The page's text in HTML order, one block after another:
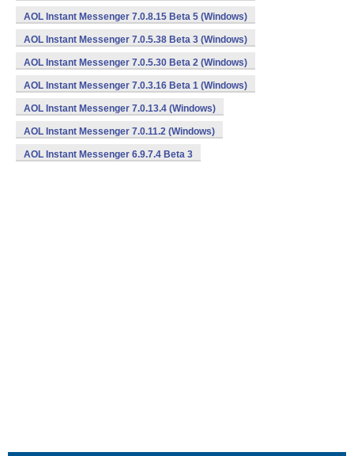
AOL Instant Messenger 7.0.8.15 Beta 5 (Windows)
AOL Instant Messenger 7.0.5.38 Beta 3 (Windows)
AOL Instant Messenger 7.0.5.30 Beta 2 (Windows)
AOL Instant Messenger 7.0.3.16 Beta 1 (Windows)
AOL Instant Messenger 7.0.13.4 (Windows)
AOL Instant Messenger 7.0.11.2 (Windows)
AOL Instant Messenger 6.9.7.4 Beta 3